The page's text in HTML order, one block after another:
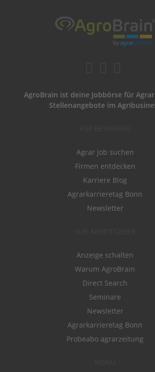
AgroBrain ist deine Jobbörse für
Stellenangebote im
Agrar Job suchen
Firmen entdecken
Karriere Blog
Agrarkarrieretag Bonn
Newsletter
Anzeige schalten
Warum AgroBrain
Direct Search
Seminare
Newsletter
Agrarkarrieretag Bonn
Probeabo agrarzeitung